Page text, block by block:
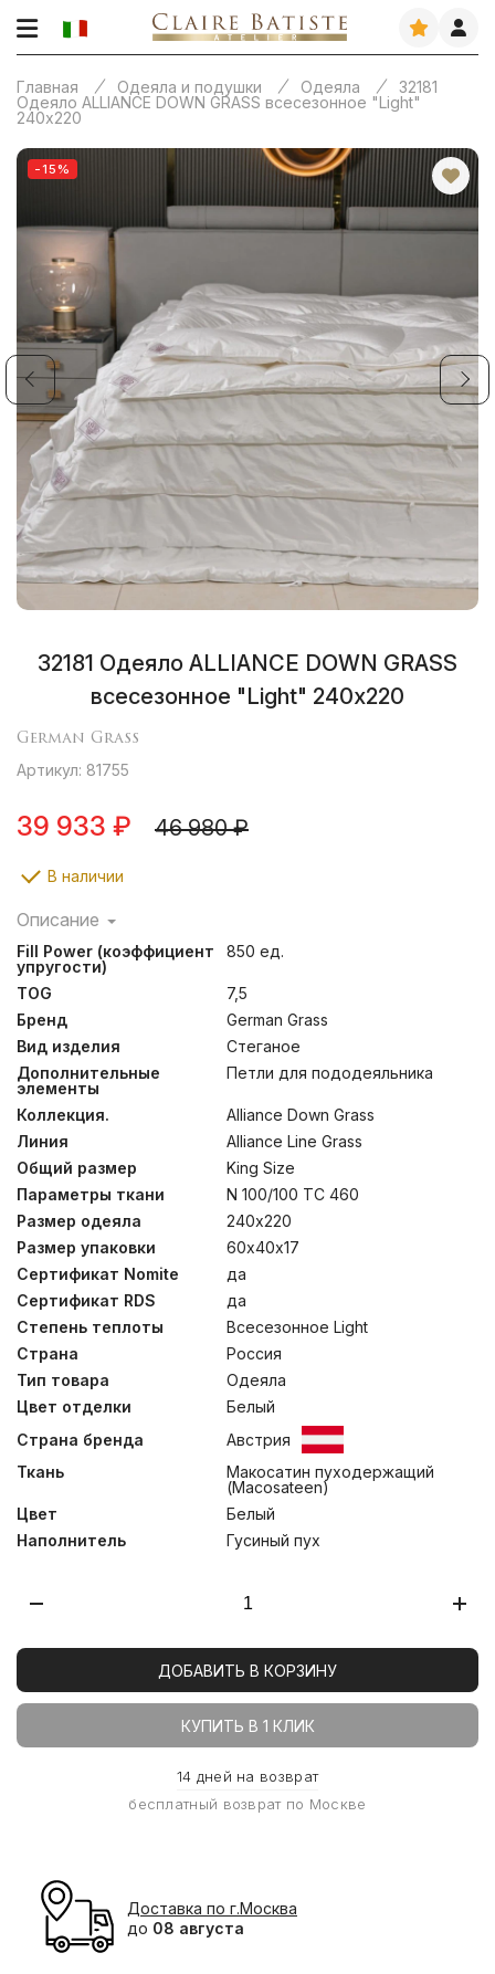
Главная Одеяла и подушки Одеяла
32181
Одеяло ALLIANCE DOWN GRASS всесезонное "Light"
240х220
-15%
32181 Одеяло ALLIANCE DOWN GRASS
всесезонное "Light" 240х220
German Grass
Артикул: 81755
39 933 ₽ 46 980 ₽
В наличии
Описание
Сочетание отборного белого гусиного пуха из
северных регионов и нежного пуходержащего
макосатина из длинноволокнистого египетского
хлопка (Macosateen, TC 460) – безупречная классика
жанра пуховых одеял. Уникальная технология
создания стеганых одеял BOX- QUILTING®,
разработанная и запатентованная специалистами
German Grass, позволила создать стеганые одеяла
ALLIANCE DOWN GRASS, не уступающие по
параметрам кассетным и продлевающим их срок
службы. В коллекции представлены одеяла с двумя
степенями теплоты: всесезонное «Light» подойдет для
использования в теплое межсезонье, а всесезонная
модель не даст замерзнуть с наступлением
небольших холодов. При объединении изделий в
альянс, получается теплое одеяло, прекрасно
согревающее в морозные зимние ночи. Также
возможно дополнить любое из одеял изделиями из
других коллекций ALLIANCE GRASS, подобрав
идеальное сочетание для максимально комфортного
сна. Рекомендована стирка при температуре до 30°С.
Fill Power (коэффициент
упругости)
850 ед.
TOG
7,5
Бренд
German Grass
Вид изделия
Стеганое
Дополнительные
элементы
Петли для пододеяльника
Коллекция.
Alliance Down Grass
Линия
Alliance Line Grass
Общий размер
King Size
Параметры ткани
N 100/100 TC 460
Размер одеяла
240х220
Размер упаковки
60х40х17
Сертификат Nomite
да
Сертификат RDS
да
Степень теплоты
Всесезонное Light
Страна
Россия
Тип товара
Одеяла
Цвет отделки
Белый
Страна бренда
Австрия
Ткань
Макосатин пуходержащий
(Macosateen)
Цвет
Белый
Наполнитель
Гусиный пух
ДОБАВИТЬ В КОРЗИНУ
КУПИТЬ В 1 КЛИК
14 дней на возврат
бесплатный возврат по Москве
Доставка по г.Москва
до 08 августа